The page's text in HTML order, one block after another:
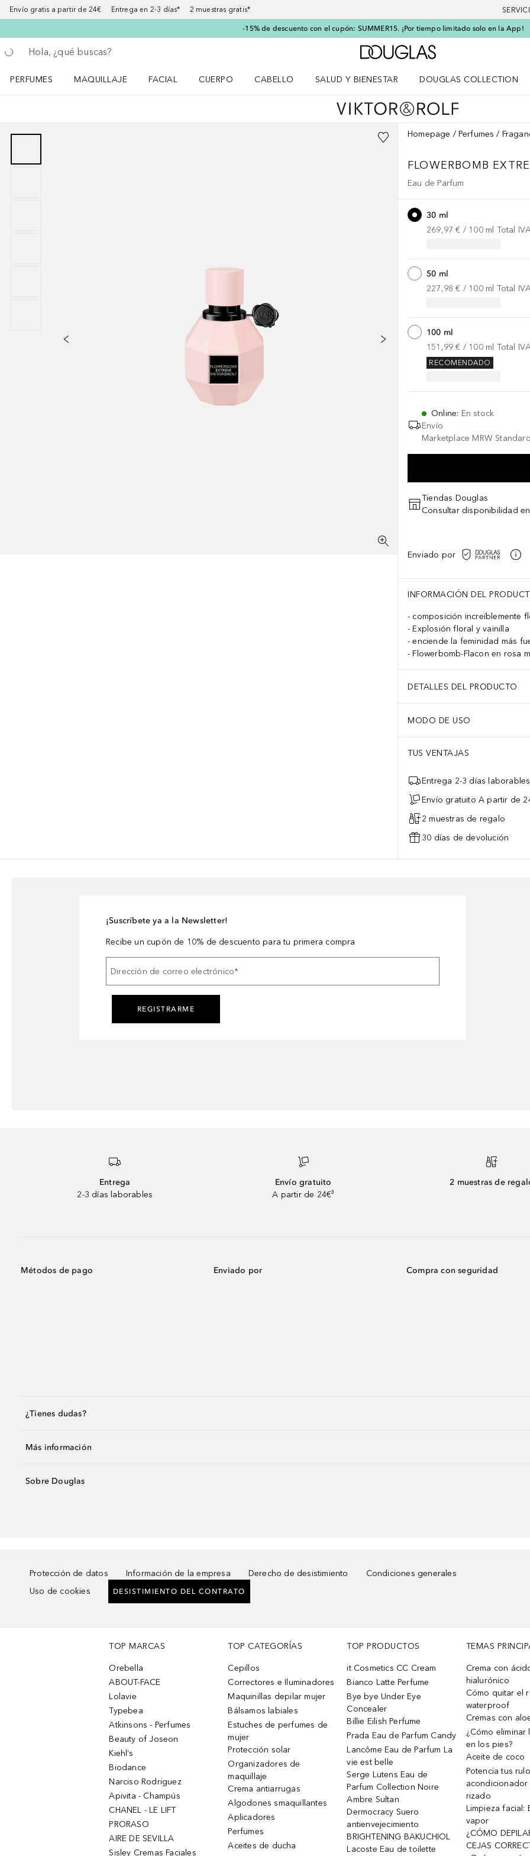
Envío gratis a partir de 24€ Entrega en 2-3 días* 2 muestras gratis*
-15% de descuento con el cupón: SUMMER15. ¡Por tiempo limitado solo en la App!
Regresar
Ejecutar búsqueda
A Douglas Home
PERFUMES
MAQUILLAJE
FACIAL
CUERPO
CABELLO
SALUD Y BIENESTAR
DOUGLAS COLLECTION
Homepage Perfumes
FLOWERBOMB
Eau de Parfum
30 ml
269,97 € / 100 ml Total
50 ml
227,98 € / 100 ml Total
100 ml
151,99 € / 100 ml Total
RECOMENDADO
Online: En stock
Envío
Marketplace MRW
Tiendas Douglas
Consultar disponibilidad
Enviado por
INFORMACIÓN DEL
composición increíblemente
Explosión floral y vainilla
enciende la feminidad más
Flowerbomb-Flacon en rosa
DETALLES DEL PRODUCTO
MODO DE USO
TUS VENTAJAS
Entrega 2-3 días laborables
Envío gratuito A partir de
2 muestras de regalo
30 días de devolución
¡Suscríbete ya a la Newsletter!
Recibe un cupón de 10% de descuento para tu primera compra
Dirección de correo electrónico*
REGISTRARME
Entrega
2-3 días laborables
Envío gratuito
A partir de 24€³
2 muestras de
Métodos de pago Enviado por Compra con seguridad
¿Tienes dudas?
Más información
Sobre Douglas
Protección de datos Información de la empresa Derecho de desistimiento
Condiciones generales
Uso de cookies
DESISTIMIENTO DEL CONTRATO
TOP MARCAS
Orebella
ABOUT-FACE
Lolavie
Typebea
Atkinsons - Perfumes
Beauty of Joseon
Kiehl’s
Biodance
Narciso Rodriguez
Apivita - Champús
CHANEL - LE LIFT
PRORASO
AIRE DE SEVILLA
Sisley Cremas Faciales
TOP CATEGORÍAS
Cepillos
Correctores e Iluminadores
Maquinillas depilar mujer
Bálsamos labiales
Estuches de perfumes de
mujer
Protección solar
Organizadores de
maquillaje
Crema antiarrugas
Algodones smaquillantes
Aplicadores
Perfumes
Aceites de ducha
TOP PRODUCTOS
it Cosmetics CC Cream
Bianco Latte Perfume
Bye bye Under Eye
Concealer
Billie Eilish Perfume
Prada Eau de Parfum Candy
Lancôme Eau de Parfum La
vie est belle
Serge Lutens Eau de
Parfum Collection Noire
Ambre Sultan
Dermocracy Suero
antienvejecimiento
BRIGHTENING BAKUCHIOL
Lacoste Eau de toilette
TEMAS
Crema con
hialurónico
Cómo quitar el
waterproof
Cremas con
¿Cómo eliminar
en los pies?
Aceite de coco
Potencia tus
rizado
Limpieza facial:
vapor
¿CÓMO
CEJAS